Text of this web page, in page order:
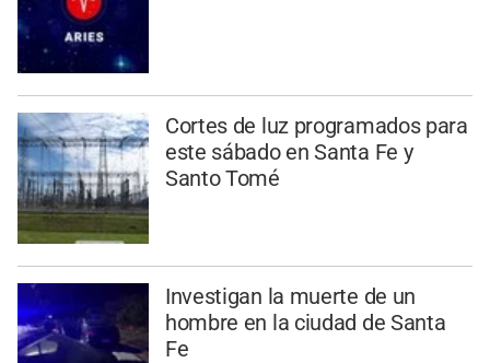
Cortes de luz programados para
este sábado en Santa Fe y
Santo Tomé
Investigan la muerte de un
hombre en la ciudad de Santa
Fe